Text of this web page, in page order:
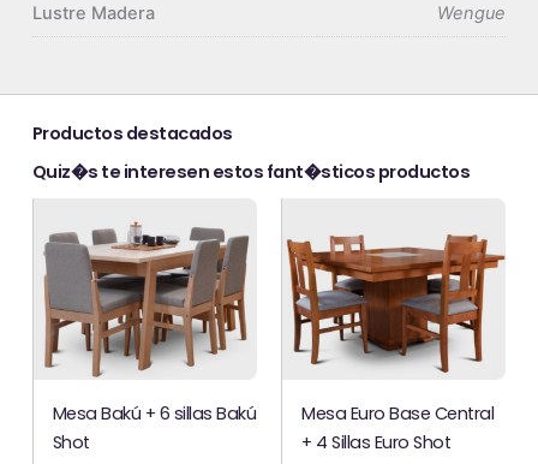
Lustre Madera Wengue
Productos destacados
Quiz�s te interesen estos fant�sticos productos
Mesa Bakú + 6 sillas Bakú
Shot
Mesa Euro Base Central
+ 4 Sillas Euro Shot